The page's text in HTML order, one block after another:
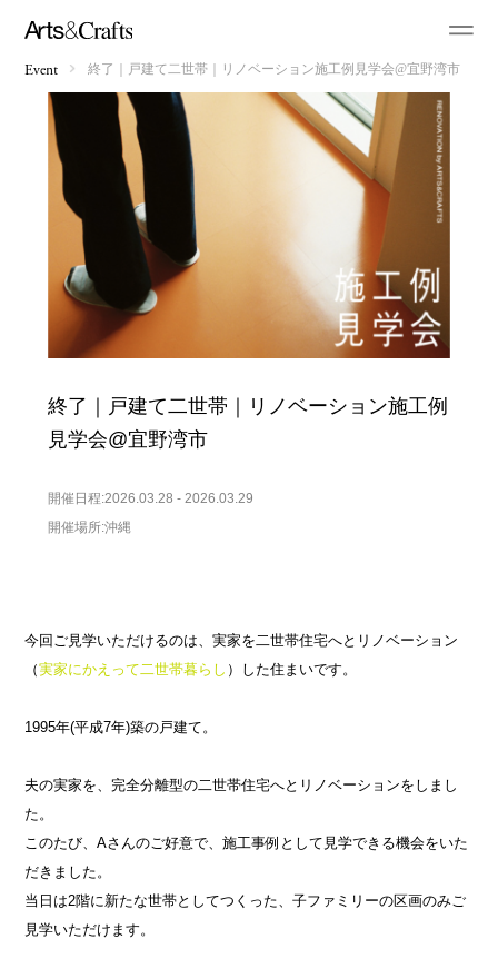
Event 終了｜戸建て二世帯｜リノベーション施工例見学会@宜野湾市
終了｜戸建て二世帯｜リノベーション施工例
見学会@宜野湾市
開催日程:2026.03.28 - 2026.03.29
開催場所:沖縄
今回ご見学いただけるのは、実家を二世帯住宅へとリノベーション
（実家にかえって二世帯暮らし ）した住まいです。
1995年(平成7年)築の戸建て。
夫の実家を、完全分離型の二世帯住宅へとリノベーションをしまし
た。
このたび、Aさんのご好意で、施工事例として見学できる機会をいた
だきました。
当日は2階に新たな世帯としてつくった、子ファミリーの区画のみご
見学いただけます。